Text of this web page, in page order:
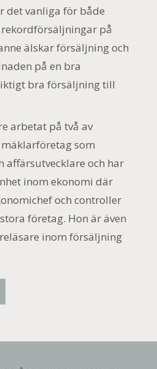
det vanliga för både
på
älskar försäljning och
på en bra
bra försäljning till
arbetat på två av
som
affärsutvecklare och har
inom ekonomi där
och controller
företag. Hon är även
inom försäljning